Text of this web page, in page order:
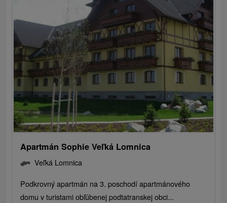
Apartmán Sophie Veľká Lomnica
Veľká Lomnica
Podkrovný apartmán na 3. poschodí apartmánového
domu v turistami obľúbenej podtatranskej obci...